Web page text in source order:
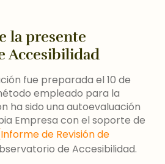
la presente
Accesibilidad
fue preparada el 10 de
empleado para la
ha sido una autoevaluación
Empresa con el soporte de
de Revisión de
de Accesibilidad.